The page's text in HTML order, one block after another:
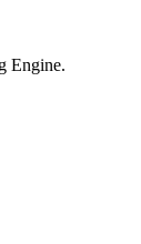
Engine.